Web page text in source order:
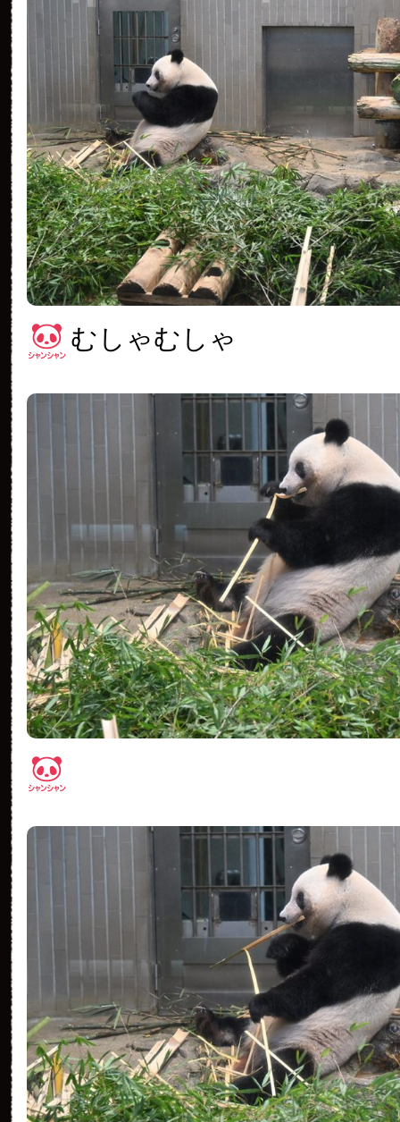
むしゃむしゃ